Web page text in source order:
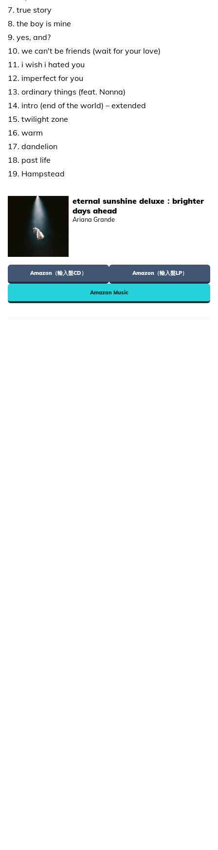
7. true story
8. the boy is mine
9. yes, and?
10. we can't be friends (wait for your love)
11. i wish i hated you
12. imperfect for you
13. ordinary things (feat. Nonna)
14. intro (end of the world) – extended
15. twilight zone
16. warm
17. dandelion
18. past life
19. Hampstead
eternal sunshine deluxe：brighter
days ahead
Ariana Grande
Amazon（輸入盤CD） Amazon（輸入盤LP）
Amazon Music